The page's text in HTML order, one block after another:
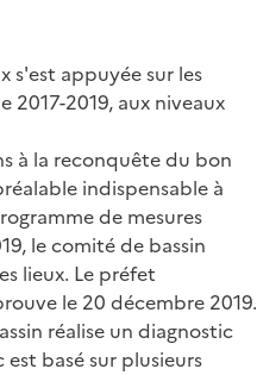
s'est appuyée sur les
2019, aux niveaux
à la reconquête du bon
indispensable à
de mesures
le comité de bassin
lieux. Le préfet
le 20 décembre 2019.
réalise un diagnostic
basé sur plusieurs